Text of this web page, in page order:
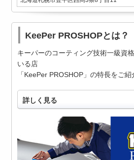
KeePer PROSHOPとは？
キーパーのコーティング技術一級資
いる店
「KeePer PROSHOP」の特長をご紹
詳しく見る